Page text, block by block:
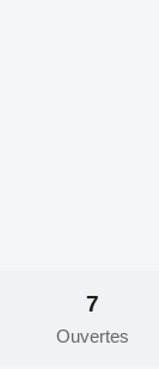
7
Ouvertes